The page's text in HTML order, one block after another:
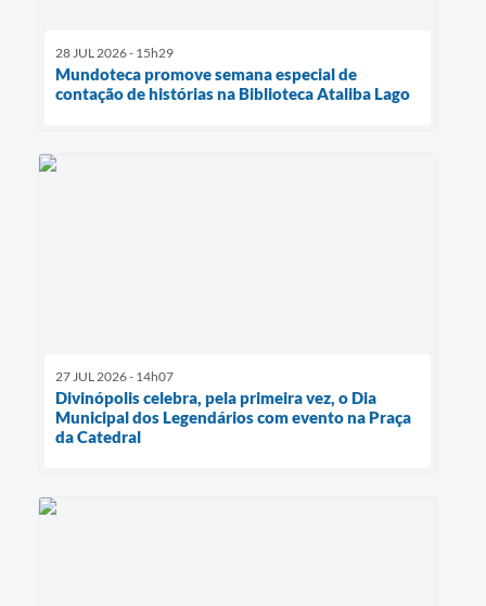
28 JUL 2026 - 15h29
Mundoteca promove semana especial de
contação de histórias na Biblioteca Ataliba Lago
27 JUL 2026 - 14h07
Divinópolis celebra, pela primeira vez, o Dia
Municipal dos Legendários com evento na Praça
da Catedral